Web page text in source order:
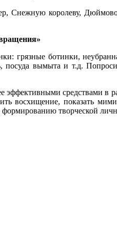
Снежную королеву,
грязные ботинки,
вымыта и т.д.
эффективными средствами в
восхищение, показать
формированию творческой